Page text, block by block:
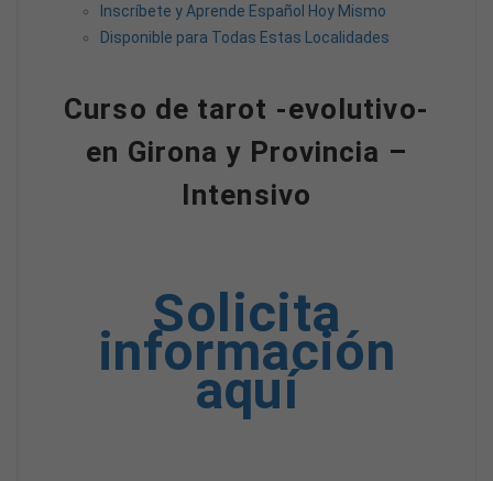
Inscríbete y Aprende Español Hoy Mismo
Disponible para Todas Estas Localidades
Curso de tarot -evolutivo-
en Girona y Provincia –
Intensivo
Solicita
información
aquí